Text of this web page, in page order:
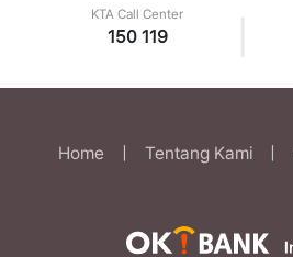
KTA Call Center
150 119
Home Tentang Kami